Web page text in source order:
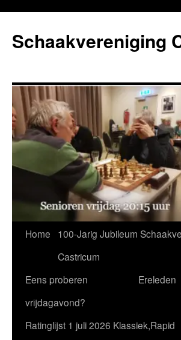
de
inhoud
Schaakvereniging
Home
100-Jarig Jubileum
Castricum
Eens proberen
vrijdagavond?
Ereleden
Ratinglijst 1 juli 2026 Klassiek,Rapid